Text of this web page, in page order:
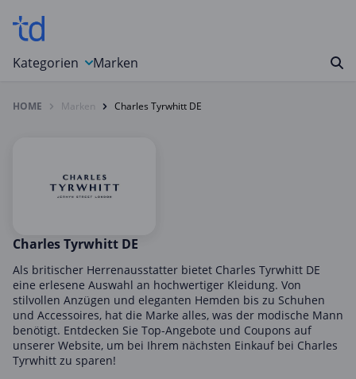
Kategorien
Auto, Motorrad & Werkzeuge
Computer & Elektronik
Essen & Trinken
Foto, Druck & Büro
Gaming & Spielzeug
Garten, Haushalt & Tiere
Gesundheit & Beauty
Mobilfunk & Internet
Marken
HOME Marken Charles Tyrwhitt DE
Charles Tyrwhitt DE
Als britischer Herrenausstatter bietet Charles Tyrwhitt DE
eine erlesene Auswahl an hochwertiger Kleidung. Von
stilvollen Anzügen und eleganten Hemden bis zu Schuhen
und Accessoires, hat die Marke alles, was der modische Mann
benötigt. Entdecken Sie Top-Angebote und Coupons auf
unserer Website, um bei Ihrem nächsten Einkauf bei Charles
Tyrwhitt zu sparen!